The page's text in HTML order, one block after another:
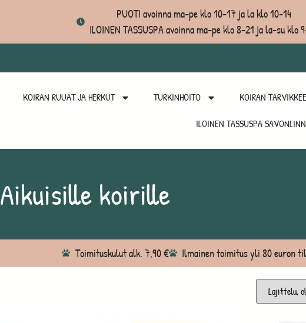
PUOTI avoinna ma-pe klo 10-17 ja la klo 10-14
ILOINEN TASSUSPA avoinna ma-pe klo 8-21 ja la-su klo
KOIRAN RUUAT JA HERKUT TURKINHOITO KOIRAN
ILOINEN TASSUSPA
Aikuisille koirille
Toimituskulut alk. 7,90 € Ilmainen toimitus yli 80 euron